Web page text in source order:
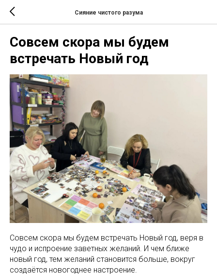
Сияние чистого разума
Совсем скора мы будем
встречать Новый год
Совсем скора мы будем встречать Новый год, веря в
чудо и испроение заветных желаний. И чем ближе
новый год, тем желаний становится больше, вокруг
создаётся новогоднее настроение.